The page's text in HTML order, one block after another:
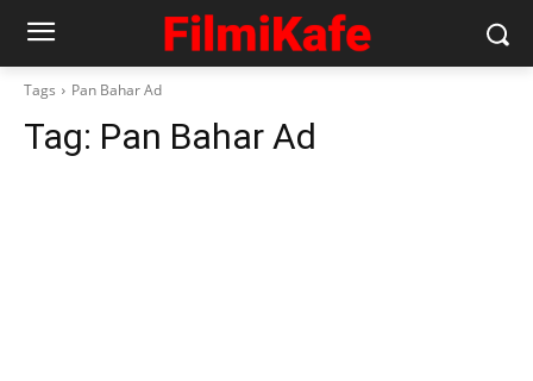
Tags Pan Bahar Ad
Tag: Pan Bahar Ad